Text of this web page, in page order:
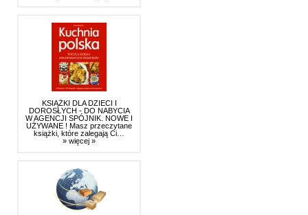
KSIĄŻKI DLA DZIECI I
DOROSŁYCH - DO NABYCIA
W AGENCJI SPÓJNIK. NOWE I
UŻYWANE ! Masz przeczytane
książki, które zalegają Ci…
» więcej »